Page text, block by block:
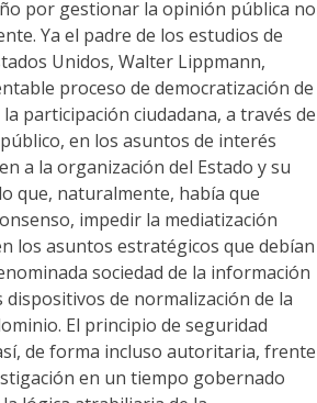
por gestionar la opinión pública no
Ya el padre de los estudios de
Unidos, Walter Lippmann,
proceso de democratización de
participación ciudadana, a través de
en los asuntos de interés
a la organización del Estado y su
que, naturalmente, había que
impedir la mediatización
los asuntos estratégicos que debían
sociedad de la información
de normalización de la
El principio de seguridad
de forma incluso autoritaria, frente
en un tiempo gobernado